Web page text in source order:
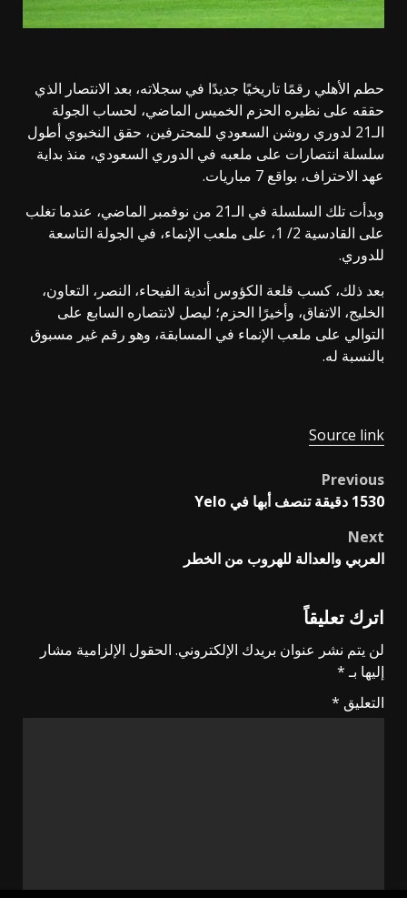
حطم الأهلي رقمًا تاريخيًا جديدًا في سجلاته، بعد الانتصار الذي
حققه على نظيره الحزم الخميس الماضي، لحساب الجولة
الـ21 لدوري روشن السعودي للمحترفين، حقق النخبوي أطول
سلسلة انتصارات على ملعبه في الدوري السعودي، منذ بداية
عهد الاحتراف، بواقع 7 مباريات.
وبدأت تلك السلسلة في الـ21 من نوفمبر الماضي، عندما تغلب
على القادسية 2/ 1، على ملعب الإنماء، في الجولة التاسعة
للدوري.
بعد ذلك، كسب قلعة الكؤوس أندية الفيحاء، النصر، التعاون،
الخليج، الاتفاق، وأخيرًا الحزم؛ ليصل لانتصاره السابع على
التوالي على ملعب الإنماء في المسابقة، وهو رقم غير مسبوق
بالنسبة له.
Source link
Post
navigation
Previous
1530 دقيقة تنصف أبها في Yelo
Next
العربي والعدالة للهروب من الخطر
اترك تعليقاً
لن يتم نشر عنوان بريدك الإلكتروني. الحقول الإلزامية مشار
إليها بـ*
التعليق *